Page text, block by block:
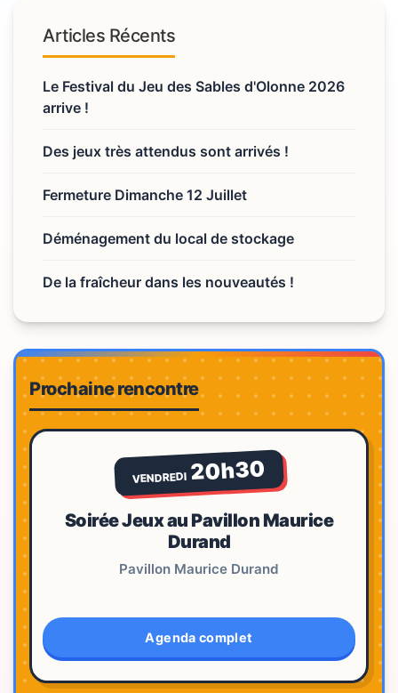
Articles Récents
Le Festival du Jeu des Sables d'Olonne 2026
arrive !
Des jeux très attendus sont arrivés !
Fermeture Dimanche 12 Juillet
Déménagement du local de stockage
De la fraîcheur dans les nouveautés !
Prochaine rencontre
VENDREDI 20h30
Soirée Jeux au Pavillon Maurice
Durand
Pavillon Maurice Durand
Agenda complet